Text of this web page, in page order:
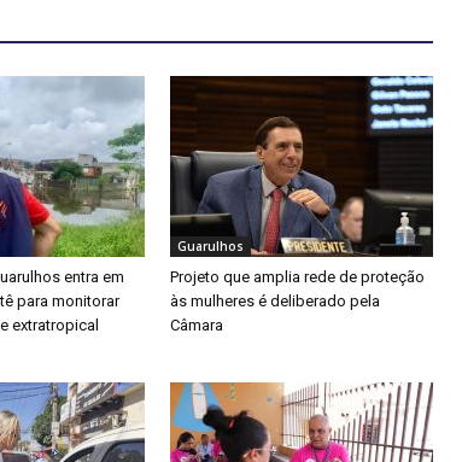
entra em
para monitorar
extratropical
Guarulhos
Projeto que amplia rede de proteção
às mulheres é deliberado pela
Câmara